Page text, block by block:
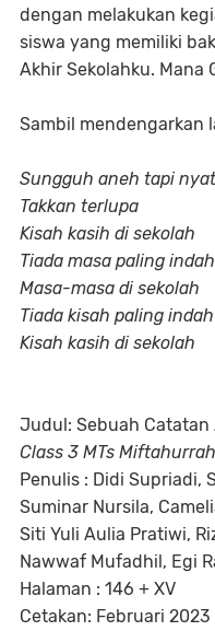
dengan melakukan
siswa yang memiliki
Akhir Sekolahku. Mana
Sambil mendengarkan
Sungguh aneh tapi
Takkan terlupa
Kisah kasih di sekolah
Tiada masa paling indah
Masa-masa di sekolah
Tiada kisah paling indah
Kisah kasih di sekolah
Judul: Sebuah Catatan
Class 3 MTs
Penulis : Didi Supriadi,
Suminar Nursila,
Siti Yuli Aulia Pratiwi,
Nawwaf Mufadhil, Egi
Halaman : 146 + XV
Cetakan: Februari 2023